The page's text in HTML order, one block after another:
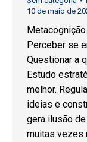
10 de maio de
Perceber se
Questionar a
Estudo
melhor.
ideias e
gera ilusão
muitas vezes